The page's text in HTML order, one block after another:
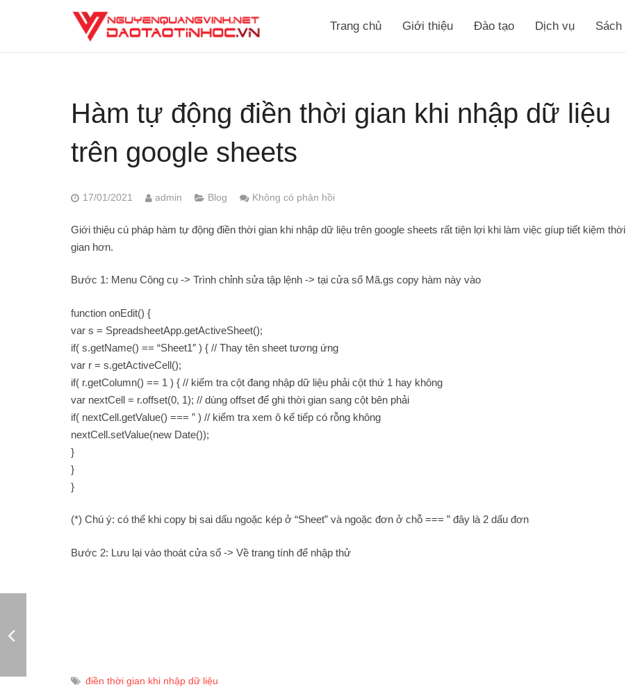
Trang chủ Giới thiệu Đào tạo Dịch vụ Sách
Hàm tự động điền thời gian khi nhập dữ liệu
trên google sheets
17/01/2021 admin Blog Không có phản hồi
Giới thiệu cú pháp hàm tự động điền thời gian khi nhập dữ liệu trên google sheets rất tiện lợi khi làm việc gíup tiết kiệm thời
gian hơn.
Bước 1: Menu Công cụ -> Trình chỉnh sửa tập lệnh -> tại cửa sổ Mã.gs copy hàm này vào
function onEdit() {
var s = SpreadsheetApp.getActiveSheet();
if( s.getName() == “Sheet1″ ) { // Thay tên sheet tương ứng
var r = s.getActiveCell();
if( r.getColumn() == 1 ) { // kiểm tra cột đang nhập dữ liệu phải cột thứ 1 hay không
var nextCell = r.offset(0, 1); // dùng offset để ghi thời gian sang cột bên phải
if( nextCell.getValue() === ” ) // kiểm tra xem ô kế tiếp có rỗng không
nextCell.setValue(new Date());
}
}
}
(*) Chú ý: có thể khi copy bị sai dấu ngoặc kép ở “Sheet” và ngoặc đơn ở chỗ === ” đây là 2 dấu đơn
Bước 2: Lưu lại vào thoát cửa sổ -> Về trang tính để nhập thử
điền thời gian khi nhập dữ liệu